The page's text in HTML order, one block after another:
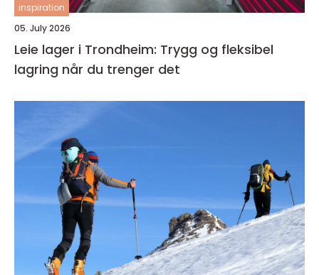
inspiration
05. July 2026
Leie lager i Trondheim: Trygg og fleksibel
lagring når du trenger det